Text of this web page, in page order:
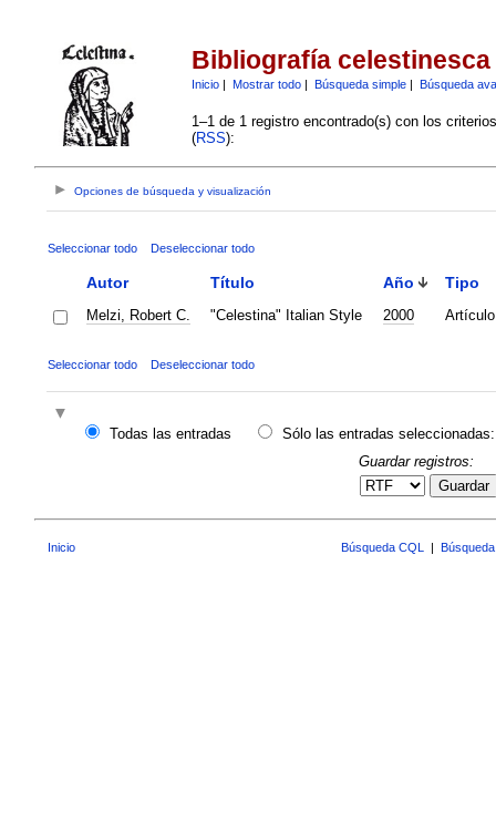
Bibliografía celestinesca
Inicio| Mostrar todo| Búsqueda simple| Búsqueda
1–1 de 1 registro encontrado(s) con los
(RSS):
Opciones de búsqueda y visualización
Seleccionar todo Deseleccionar todo
Autor Título Año Tipo
Melzi, Robert C. "Celestina" Italian Style 2000 Artículo
Seleccionar todo Deseleccionar todo
Todas las entradas
Sólo las entradas seleccionadas:
Guardar registros:
Guardar
Inicio Búsqueda CQL